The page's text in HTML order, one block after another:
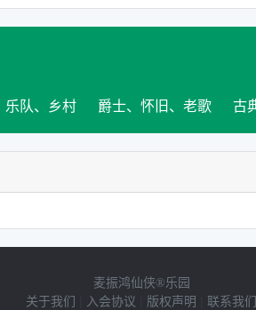
乐队、乡村 爵士、怀旧、老歌 古
麦振鸿仙侠®乐园
关于我们 入会协议 版权声明 联系我们